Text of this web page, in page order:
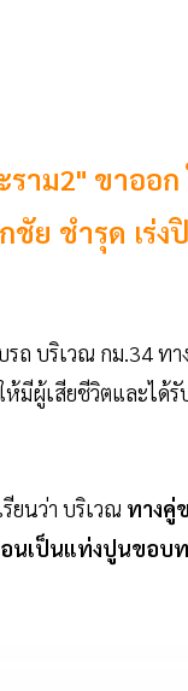
าม2" ขาออ
ชัย ชำรุด เร่
บริเวณ กม.34 ทา
มีผู้เสียชีวิตและได้
ยนว่า บริเวณ ทางคู่
เป็นแท่งปูนขอบท